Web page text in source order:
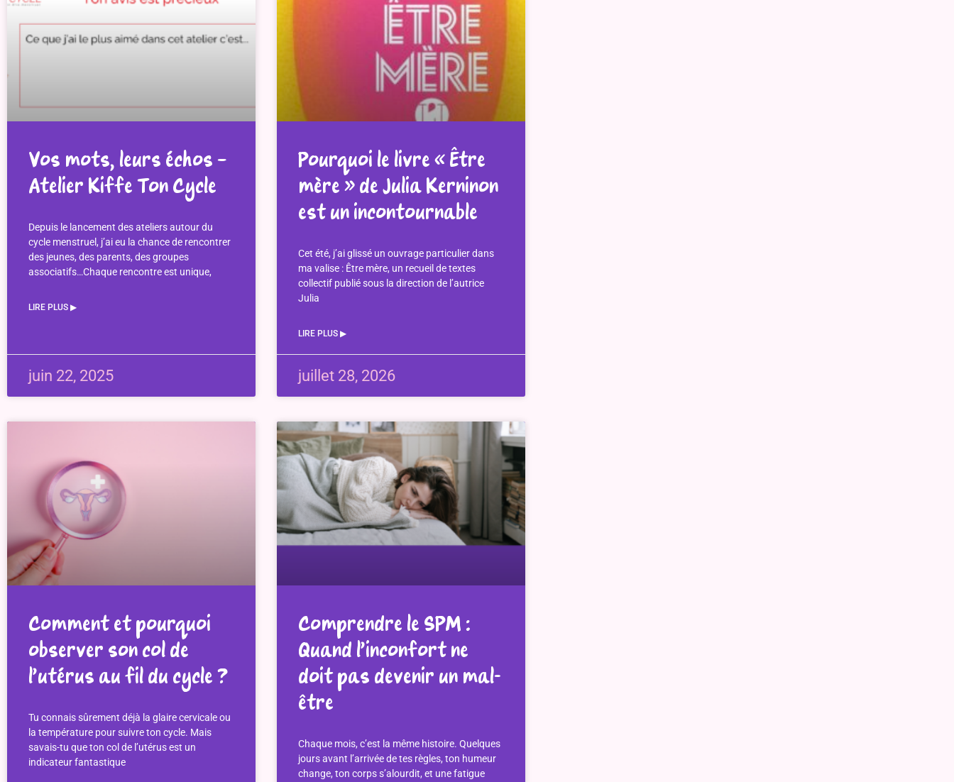
Vos mots, leurs échos –
Atelier Kiffe Ton Cycle
Depuis le lancement des ateliers autour du
cycle menstruel, j’ai eu la chance de rencontrer
des jeunes, des parents, des groupes
associatifs…Chaque rencontre est unique,
LIRE PLUS ▶︎
juin 22, 2025
Pourquoi le livre « Être
mère » de Julia Kerninon
est un incontournable
Cet été, j’ai glissé un ouvrage particulier dans
ma valise : Être mère, un recueil de textes
collectif publié sous la direction de l’autrice
Julia
LIRE PLUS ▶︎
juillet 28, 2026
Comment et pourquoi
observer son col de
l’utérus au fil du cycle ?
Tu connais sûrement déjà la glaire cervicale ou
la température pour suivre ton cycle. Mais
savais-tu que ton col de l’utérus est un
indicateur fantastique
Comprendre le SPM :
Quand l’inconfort ne
doit pas devenir un mal-
être
Chaque mois, c’est la même histoire. Quelques
jours avant l’arrivée de tes règles, ton humeur
change, ton corps s’alourdit, et une fatigue